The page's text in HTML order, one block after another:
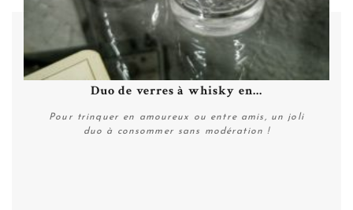
Duo de verres à whisky en...
Pour trinquer en amoureux ou entre amis, un joli
duo à consommer sans modération !